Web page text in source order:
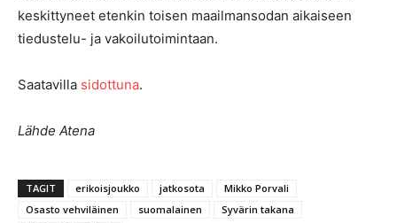
keskittyneet etenkin toisen maailmansodan aikaiseen
tiedustelu- ja vakoilutoimintaan.
Saatavilla sidottuna.
Lähde Atena
TAGIT erikoisjoukko jatkosota
Mikko Porvali
Osasto vehviläinen
suomalainen
Syvärin takana